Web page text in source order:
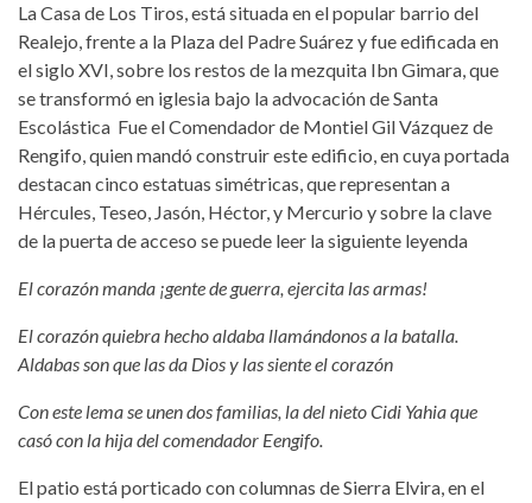
La Casa de Los Tiros, está situada en el popular barrio del
Realejo, frente a la Plaza del Padre Suárez y fue edificada en
el siglo XVI, sobre los restos de la mezquita Ibn Gimara, que
se transformó en iglesia bajo la advocación de Santa
Escolástica Fue el Comendador de Montiel Gil Vázquez de
Rengifo, quien mandó construir este edificio, en cuya portada
destacan cinco estatuas simétricas, que representan a
Hércules, Teseo, Jasón, Héctor, y Mercurio y sobre la clave
de la puerta de acceso se puede leer la siguiente leyenda
El corazón manda ¡gente de guerra, ejercita las armas!
El corazón quiebra hecho aldaba llamándonos a la batalla.
Aldabas son que las da Dios y las siente el corazón
Con este lema se unen dos familias, la del nieto Cidi Yahia que
casó con la hija del comendador Eengifo.
El patio está porticado con columnas de Sierra Elvira, en el